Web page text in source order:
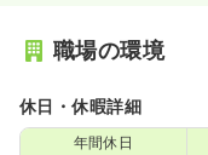
職場の環境
休日・休暇詳細
年間休日